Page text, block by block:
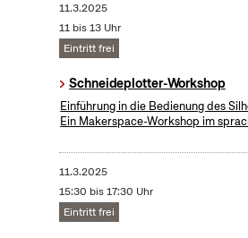
11.3.2025
11 bis 13 Uhr
Eintritt frei
Schneideplotter-Workshop
​Einführung in die Bedienung des
Ein Makerspace-Workshop im
11.3.2025
15:30 bis 17:30 Uhr
Eintritt frei